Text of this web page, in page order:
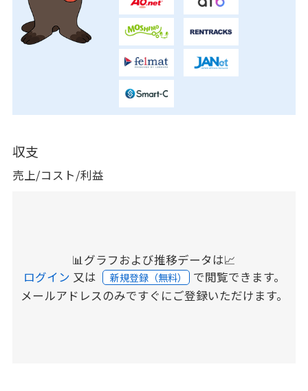
収支
売上/コスト/利益
📊グラフおよび推移データは📈
ログイン 又は 新規登録（無料） で閲覧できます。
メールアドレスのみですぐにご登録いただけます。